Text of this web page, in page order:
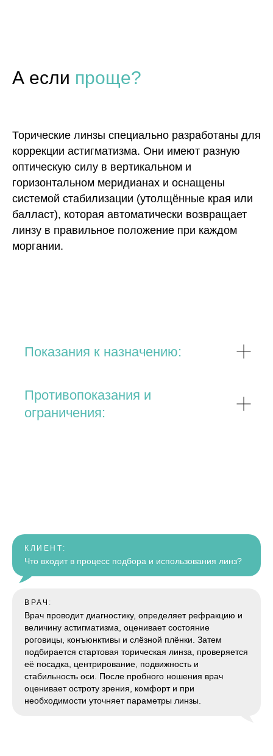
А если проще?
Торические линзы специально разработаны для
коррекции астигматизма. Они имеют разную
оптическую силу в вертикальном и
горизонтальном меридианах и оснащены
системой стабилизации (утолщённые края или
балласт), которая автоматически возвращает
линзу в правильное положение при каждом
моргании.
Показания к назначению:
Противопоказания и
ограничения:
КЛИЕНТ:
Что входит в процесс подбора и использования линз?
ВРАЧ :
Врач проводит диагностику, определяет рефракцию и
величину астигматизма, оценивает состояние
роговицы, конъюнктивы и слёзной плёнки. Затем
подбирается стартовая торическая линза, проверяется
её посадка, центрирование, подвижность и
стабильность оси. После пробного ношения врач
оценивает остроту зрения, комфорт и при
необходимости уточняет параметры линзы.